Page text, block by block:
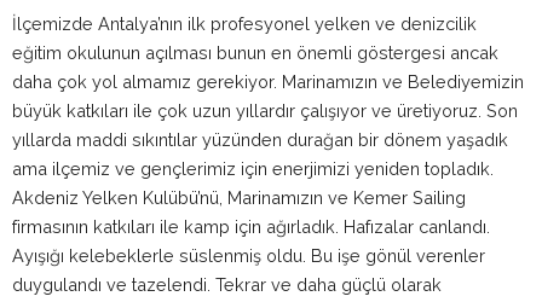
İlçemizde Antalya’nın ilk profesyonel yelken ve denizcilik
eğitim okulunun açılması bunun en önemli göstergesi ancak
daha çok yol almamız gerekiyor. Marinamızın ve Belediyemizin
büyük katkıları ile çok uzun yıllardır çalışıyor ve üretiyoruz. Son
yıllarda maddi sıkıntılar yüzünden durağan bir dönem yaşadık
ama ilçemiz ve gençlerimiz için enerjimizi yeniden topladık.
Akdeniz Yelken Kulübü’nü, Marinamızın ve Kemer Sailing
firmasının katkıları ile kamp için ağırladık. Hafızalar canlandı.
Ayışığı kelebeklerle süslenmiş oldu. Bu işe gönül verenler
duygulandı ve tazelendi. Tekrar ve daha güçlü olarak